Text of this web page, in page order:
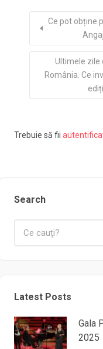
Ce pot obține
Ultimele zile
România. Ce
Trebuie să fii
Search
Latest Posts
Gala
2025